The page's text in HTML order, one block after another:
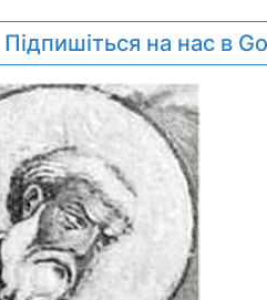
Підпишіться на нас в